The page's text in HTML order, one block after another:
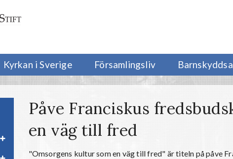
Kyrkan i Sverige Församlingsliv
Påve Franciskus
en väg till fred
"Omsorgens kultur som en väg till fred" är titeln på påve